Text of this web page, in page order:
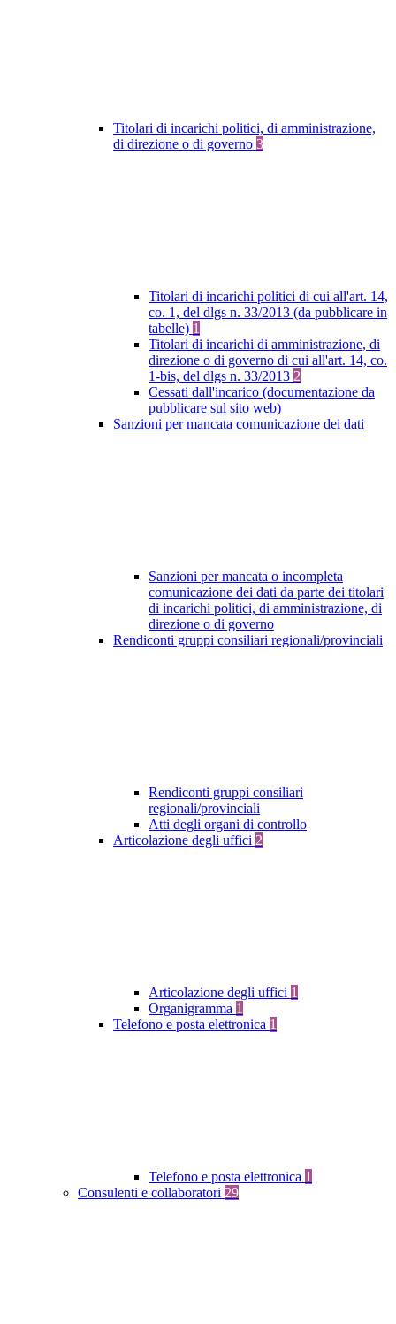
Titolari di incarichi politici, di amministrazione,
di direzione o di governo 3
Titolari di incarichi politici di cui all'art. 14,
co. 1, del dlgs n. 33/2013 (da pubblicare in
tabelle) 1
Titolari di incarichi di amministrazione, di
direzione o di governo di cui all'art. 14, co.
1-bis, del dlgs n. 33/2013 2
Cessati dall'incarico (documentazione da
pubblicare sul sito web)
Sanzioni per mancata comunicazione dei dati
Sanzioni per mancata o incompleta
comunicazione dei dati da parte dei titolari
di incarichi politici, di amministrazione, di
direzione o di governo
Rendiconti gruppi consiliari regionali/provinciali
Rendiconti gruppi consiliari
regionali/provinciali
Atti degli organi di controllo
Articolazione degli uffici 2
Articolazione degli uffici 1
Organigramma 1
Telefono e posta elettronica 1
Telefono e posta elettronica 1
Consulenti e collaboratori 29